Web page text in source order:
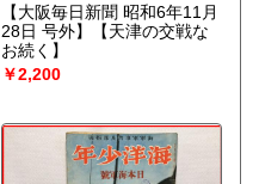
【大阪毎日新聞 昭和6年11月
28日 号外】【天津の交戦な
お続く】
￥2,200